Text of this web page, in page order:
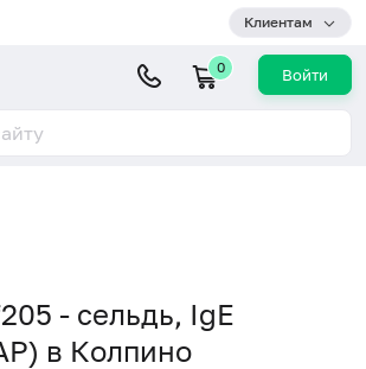
Клиентам
0 Войти
- сельдь, IgE
в Колпино